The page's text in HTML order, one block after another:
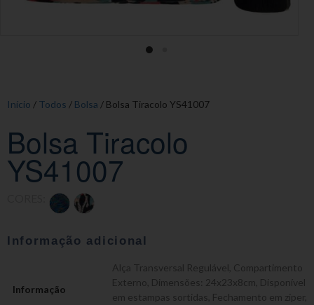
Início / Todos / Bolsa / Bolsa Tiracolo YS41007
Bolsa Tiracolo
YS41007
Informação adicional
Informação
Alça Transversal Regulável Compartimento
Externo Dimensões: 24x23x8cm Disponível
em estampas sortidas Fechamento em zíper